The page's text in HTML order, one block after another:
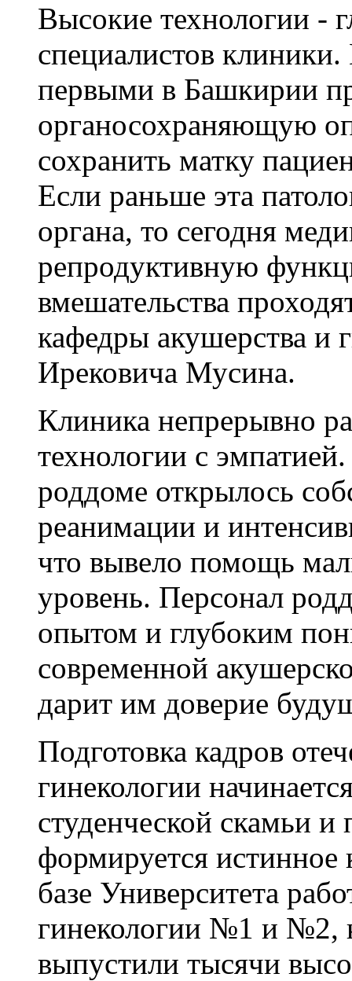
Высокие технологии -
специалистов
первыми в Башкирии
органосохраняющую
сохранить матку
Если раньше эта
органа, то сегодня
репродуктивную
вмешательства
кафедры акушерства
Ирековича Мусина.
Клиника непрерывно
технологии с
роддоме открылось
реанимации и
что вывело помощь
уровень. Персонал
опытом и глубоким
современной
дарит им доверие
Подготовка кадров
гинекологии
студенческой скамьи и
формируется
базе Университета
гинекологии №1 и №2,
выпустили тысячи